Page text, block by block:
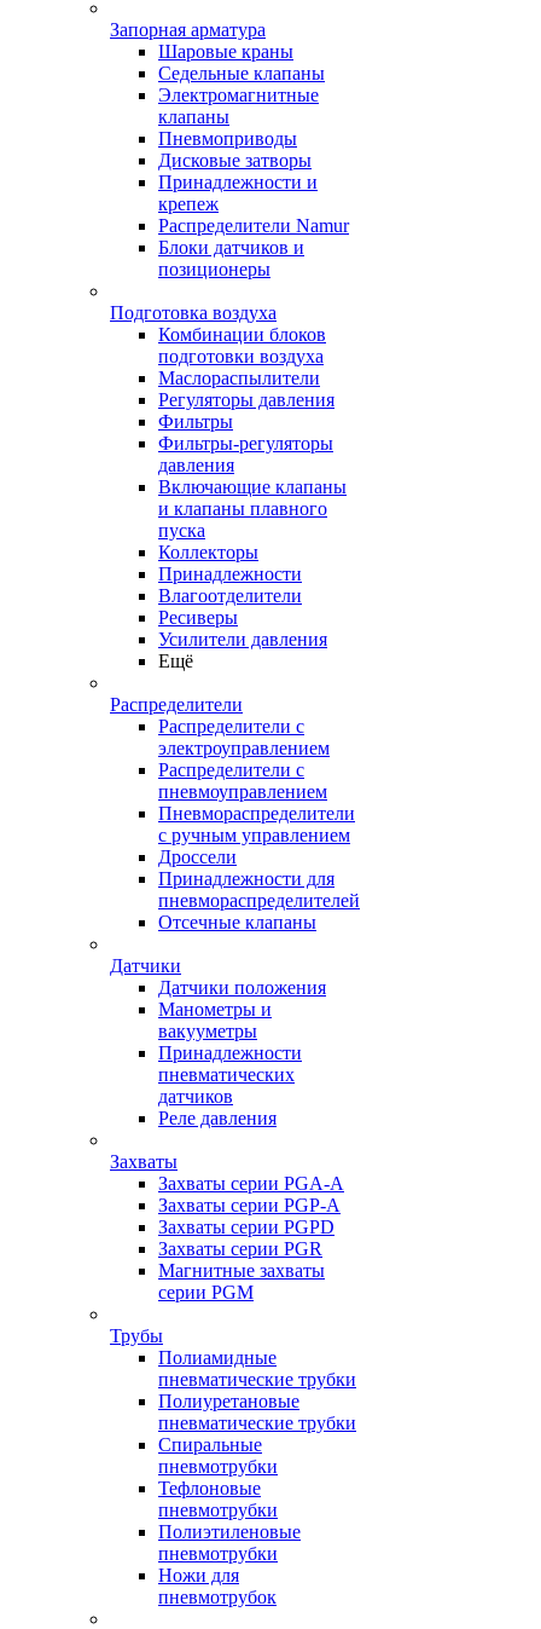
Запорная арматура
Шаровые краны
Седельные клапаны
Электромагнитные
клапаны
Пневмоприводы
Дисковые затворы
Принадлежности и
крепеж
Распределители Namur
Блоки датчиков и
позиционеры
Подготовка воздуха
Комбинации блоков
подготовки воздуха
Маслораспылители
Регуляторы давления
Фильтры
Фильтры-регуляторы
давления
Включающие клапаны
и клапаны плавного
пуска
Коллекторы
Принадлежности
Влагоотделители
Ресиверы
Усилители давления
Ещё
Распределители
Распределители с
электроуправлением
Распределители с
пневмоуправлением
Пневмораспределители
с ручным управлением
Дроссели
Принадлежности для
пневмораспределителей
Отсечные клапаны
Датчики
Датчики положения
Манометры и
вакууметры
Принадлежности
пневматических
датчиков
Реле давления
Захваты
Захваты серии PGA-A
Захваты серии PGP-A
Захваты серии PGPD
Захваты серии PGR
Магнитные захваты
серии PGM
Трубы
Полиамидные
пневматические трубки
Полиуретановые
пневматические трубки
Спиральные
пневмотрубки
Тефлоновые
пневмотрубки
Полиэтиленовые
пневмотрубки
Ножи для
пневмотрубок